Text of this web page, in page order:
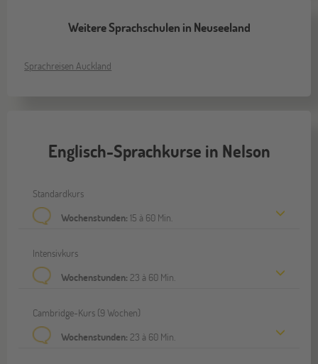
Weitere Sprachschulen in Neuseeland
Sprachreisen Auckland
Englisch-Sprachkurse in Nelson
Standardkurs
Wochenstunden: 15 à 60 Min.
Intensivkurs
Wochenstunden: 23 à 60 Min.
Cambridge-Kurs (9 Wochen)
Wochenstunden: 23 à 60 Min.